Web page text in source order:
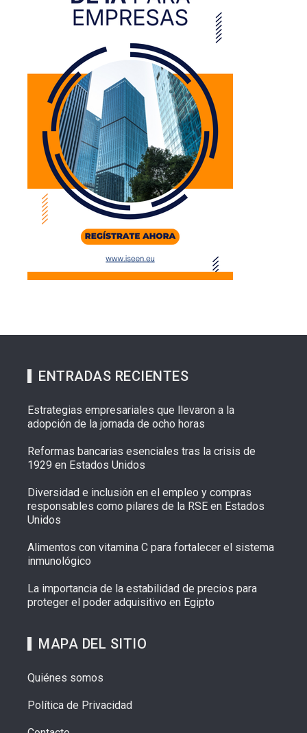
ENTRADAS RECIENTES
Estrategias empresariales que llevaron a la
adopción de la jornada de ocho horas
Reformas bancarias esenciales tras la crisis de
1929 en Estados Unidos
Diversidad e inclusión en el empleo y compras
responsables como pilares de la RSE en Estados
Unidos
Alimentos con vitamina C para fortalecer el sistema
inmunológico
La importancia de la estabilidad de precios para
proteger el poder adquisitivo en Egipto
MAPA DEL SITIO
Quiénes somos
Política de Privacidad